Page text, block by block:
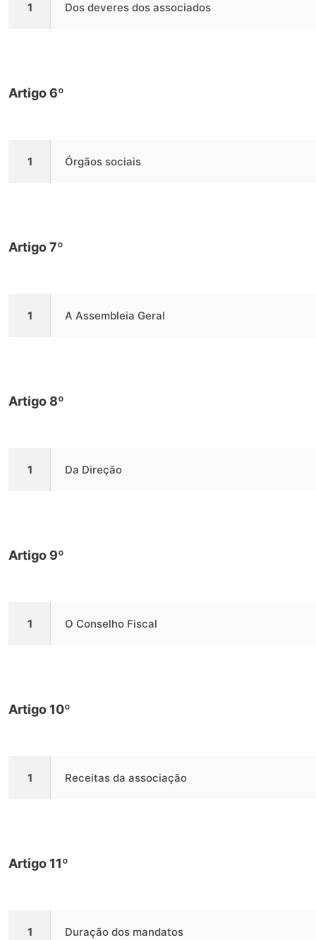
1 Dos deveres dos associados
Artigo 6º
1 Órgãos sociais
Artigo 7º
1 A Assembleia Geral
Artigo 8º
1 Da Direção
Artigo 9º
1 O Conselho Fiscal
Artigo 10º
1 Receitas da associação
Artigo 11º
1 Duração dos mandatos